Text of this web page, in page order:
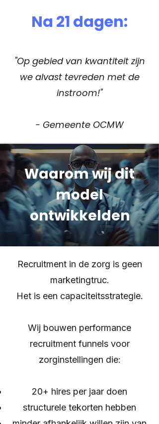
Na 21 dagen:
"Op gebied van kwantiteit zijn
we alvast tevreden met de
instroom!"
- Gemeente OCMW
Waarom wij dit
model
ontwikkelden
Recruitment in de zorg is geen
marketingtruc.
Het is een capaciteitsstrategie.
Wij bouwen performance
recruitment funnels voor
zorginstellingen die:
20+ hires per jaar doen
structurele tekorten hebben